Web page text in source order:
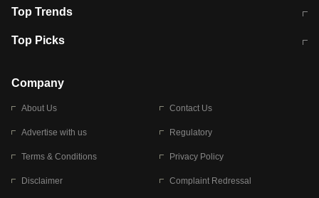
10 अगस्त को विधानसभा का घेराव करेंगे
Top Trends
RBI का नया नियम: अब बैंकों को अपनी सभी
Top Picks
बारिश की चेतावनी
Company
About Us Contact Us
Advertise with us Regulatory
Terms & Conditions Privacy Policy
Disclaimer Complaint Redressal